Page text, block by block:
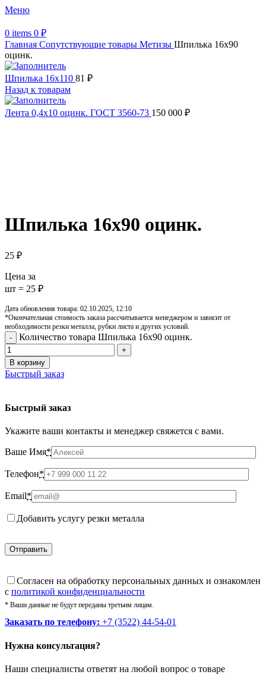
Меню
0 items 0 ₽
Главная Сопутствующие товары Метизы Шпилька 16х90
оцинк.
Шпилька 16х110 81 ₽
Назад к товарам
Лента 0,4х10 оцинк. ГОСТ 3560-73 150 000 ₽
Шпилька 16х90 оцинк.
25 ₽
Цена за
шт = 25 ₽
Дата обновления товара: 02.10.2025, 12:10
*Окончательная стоимость заказа рассчитывается менеджером и зависит от
необходимости резки металла, рубки листа и других условий.
Количество товара Шпилька 16х90 оцинк.
В корзину
Быстрый заказ
Быстрый заказ
Укажите ваши контакты и менеджер свяжется с вами.
Ваше Имя*
Телефон*
Email*
Добавить услугу резки металла
Cогласен на обработку персональных данных и ознакомлен
с политикой конфиденциальности
* Ваши данные не будут переданы третьим лицам.
Заказать по телефону: +7 (3522) 44-54-01
Нужна консультация?
Наши специалисты ответят на любой вопрос о товаре